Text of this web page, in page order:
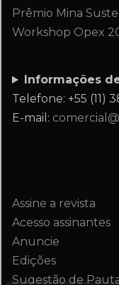
Prêmio Mina
Workshop Opex
Informações
Telefone: +55 (11)
E-mail:
Assine a revista
Acesso assinantes
Anuncie
Edições
Sugestão de